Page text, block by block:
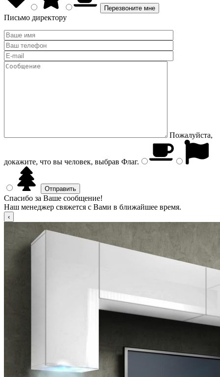
Письмо директору
Пожалуйста,
докажите, что вы человек, выбрав Флаг.
Спасибо за Ваше сообщение!
Наш менеджер свяжется с Вами в ближайшее время.